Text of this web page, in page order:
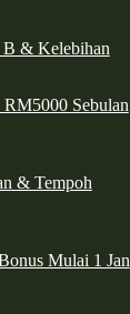
B & Kelebihan
Sebulan
& Tempoh
Mulai 1 Jan